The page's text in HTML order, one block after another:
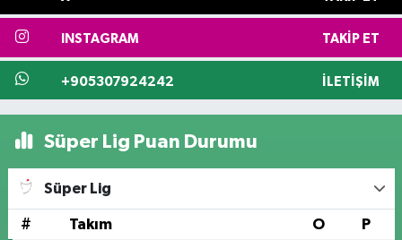
INSTAGRAM TAKIP ET
+905307924242 İLETIŞIM
Süper Lig Puan Durumu
Süper Lig
# Takım O P